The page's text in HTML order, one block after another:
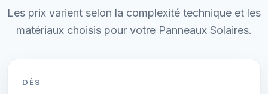
Les prix varient selon la complexité technique et les
matériaux choisis pour votre Panneaux Solaires.
DÈS